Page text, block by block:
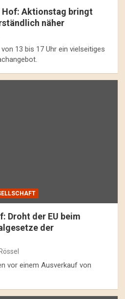
Hof: Aktionstag bringt
näher
13 bis 17 Uhr ein vielseitiges
Droht der EU beim
der
vor einem Ausverkauf von